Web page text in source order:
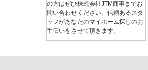
の方はぜひ株式会社JTM商事までお
問い合わせください。信頼あるスタ
ッフがあなたのマイホーム探しのお
手伝いをさせて頂きます。